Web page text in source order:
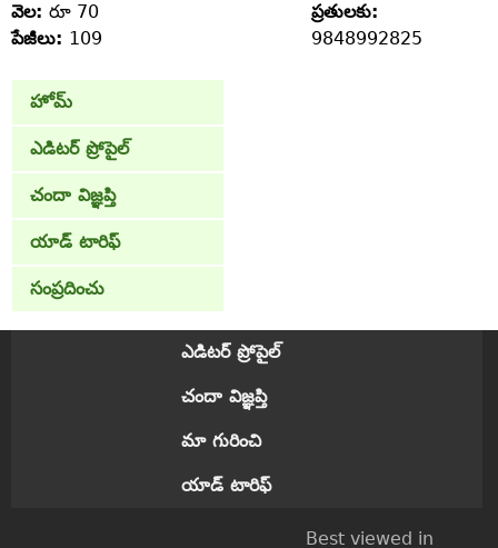
వెల: రూ 70
పేజీలు: 109
ప్రతులకు:
9848992825
హోమ్
ఎడిటర్ ప్రోపైల్
చందా విజ్ఞప్తి
యాడ్ టారిఫ్
సంప్రదించు
ఎడిటర్ ప్రోపైల్
చందా విజ్ఞప్తి
మా గురించి
యాడ్ టారిఫ్
Best viewed in